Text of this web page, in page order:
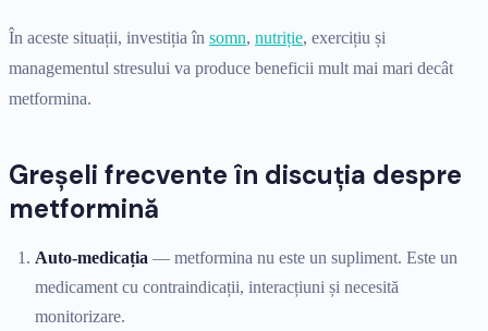
În aceste situații, investiția în somn, nutriție, exercițiu și
managementul stresului va produce beneficii mult mai mari decât
metformina.
Greșeli frecvente în discuția despre
metformină
Auto-medicația — metformina nu este un supliment. Este un
medicament cu contraindicații, interacțiuni și necesită
monitorizare.